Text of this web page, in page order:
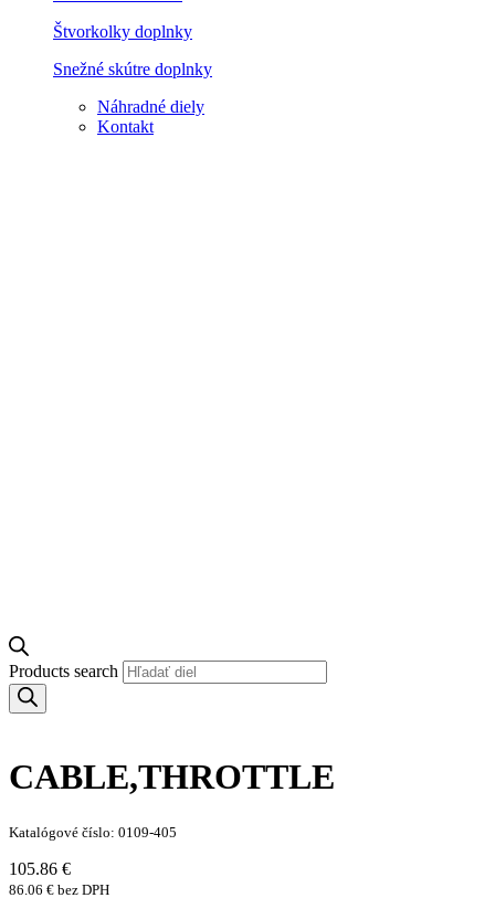
Štvorkolky doplnky
Snežné skútre doplnky
Náhradné diely
Kontakt
Products search
CABLE,THROTTLE
Katalógové číslo: 0109-405
105.86 €
86.06 € bez DPH